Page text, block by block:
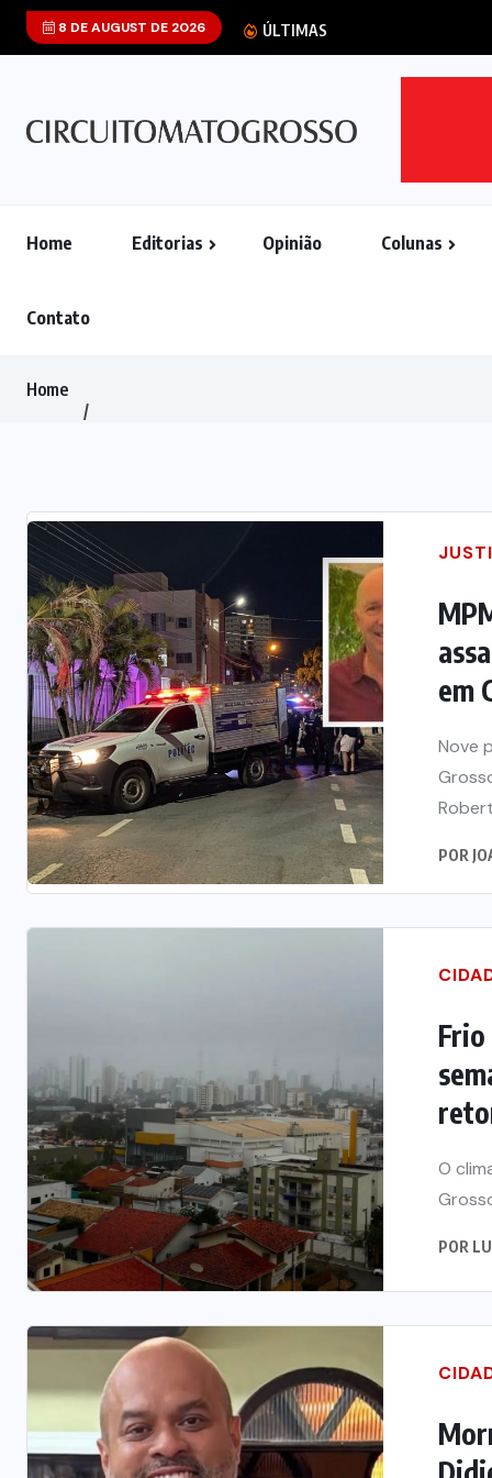
8 DE AUGUST DE 2026 ÚLTIMAS
Home Editorias Opinião Colunas
Contato
Home
em
Nove
POR
O
POR